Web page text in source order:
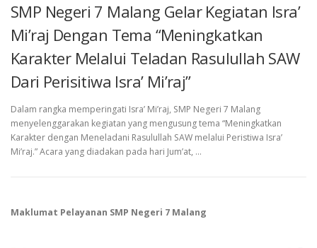
SMP Negeri 7 Malang Gelar Kegiatan Isra’
Mi’raj Dengan Tema “Meningkatkan
Karakter Melalui Teladan Rasulullah SAW
Dari Perisitiwa Isra’ Mi’raj”
Dalam rangka memperingati Isra’ Mi’raj, SMP Negeri 7 Malang
menyelenggarakan kegiatan yang mengusung tema “Meningkatkan
Karakter dengan Meneladani Rasulullah SAW melalui Peristiwa Isra’
Mi’raj.” Acara yang diadakan pada hari Jum’at, …
Maklumat Pelayanan SMP Negeri 7 Malang